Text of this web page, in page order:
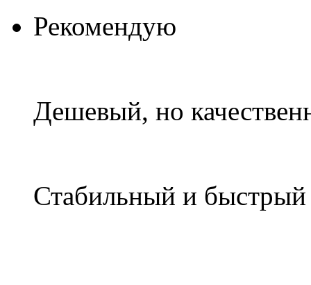
Рекомендую
Дешевый, но
Стабильный и